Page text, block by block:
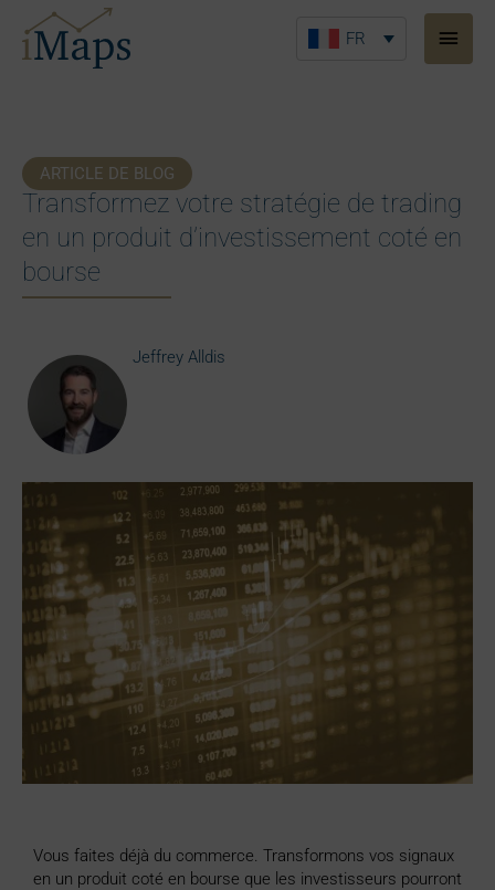
contenu
FR
ARTICLE DE BLOG
Transformez votre stratégie de trading
en un produit d’investissement coté en
bourse
Jeffrey Alldis
Vous faites déjà du commerce. Transformons vos signaux
en un produit coté en bourse que les investisseurs pourront